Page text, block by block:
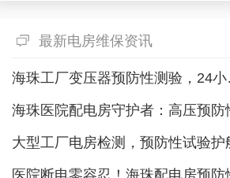
最新电房维保资讯
海珠工